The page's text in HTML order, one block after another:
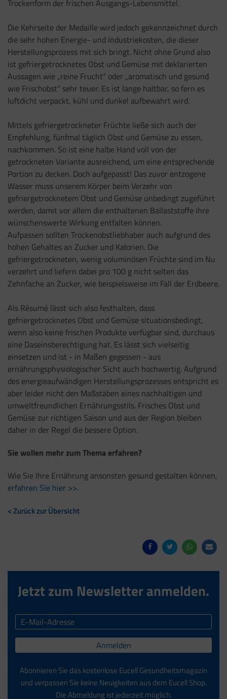
Trockenform der frischen Ausgangs-Lebensmittel.
Die Kehrseite der Medaille wird jedoch gekennzeichnet durch
die sehr hohen Energie- und Industriekosten, die dieser
Herstellungsprozess mit sich bringt. Nicht ohne Grund also
ist gefriergetrocknetes Obst und Gemüse mit deklarierten
Aussagen wie „reine Frucht“ oder „aromatisch und gesund
wie Frischobst“ sehr teuer. Es ist lange haltbar, so fern es
luftdicht verpackt, kühl und dunkel aufbewahrt wird.
Mittels gefriergetrockneter Früchte ließe sich auch der
Empfehlung, fünfmal täglich Obst und Gemüse zu essen,
nachkommen. So ist eine halbe Hand voll von der
getrockneten Variante ausreichend, um eine entsprechende
Portion zu decken. Doch aufgepasst! Das zuvor entzogene
Wasser muss unserem Körper beim Verzehr von
gefriergetrocknetem Obst und Gemüse unbedingt zugeführt
werden, damit vor allem die enthaltenen Ballaststoffe ihre
wünschenswerte Wirkung entfalten können.
Aufpassen sollten Trockenobstliebhaber auch aufgrund des
hohen Gehaltes an Zucker und Kalorien. Die
gefriergetrockneten, wenig voluminösen Früchte sind im Nu
verzehrt und liefern dabei pro 100 g nicht selten das
Zehnfache an Zucker, wie beispielsweise im Fall der Erdbeere.
Als Résumé lässt sich also festhalten, dass
gefriergetrocknetes Obst und Gemüse situationsbedingt,
wenn also keine frischen Produkte verfügbar sind, durchaus
eine Daseinsberechtigung hat. Es lässt sich vielseitig
einsetzen und ist - in Maßen gegessen - aus
ernährungsphysiologischer Sicht auch hochwertig. Aufgrund
des energieaufwändigen Herstellungsprozesses entspricht es
aber leider nicht den Maßstäben eines nachhaltigen und
umweltfreundlichen Ernährungsstils. Frisches Obst und
Gemüse zur richtigen Saison und aus der Region bleiben
daher in der Regel die bessere Option.
Sie wollen mehr zum Thema erfahren?
Wie Sie Ihre Ernährung ansonsten gesund gestalten können,
erfahren Sie hier >>.
< Zurück zur Übersicht
Jetzt zum Newsletter anmelden.
Anmelden
Abonnieren Sie das kostenlose Eucell Gesundheitsmagazin
und verpassen Sie keine Neuigkeiten aus dem Eucell Shop.
Die Abmeldung ist jederzeit möglich.